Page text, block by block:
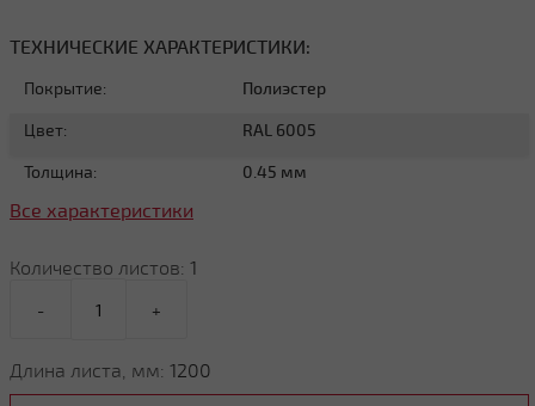
ТЕХНИЧЕСКИЕ ХАРАКТЕРИСТИКИ:
Покрытие: Полиэстер
Цвет: RAL 6005
Толщина: 0.45 мм
Все характеристики
Количество листов: 1
- +
Длина листа, мм: 1200